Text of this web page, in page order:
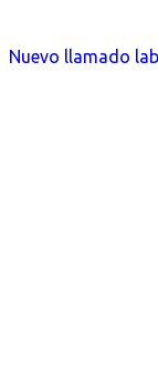
Nuevo llamado